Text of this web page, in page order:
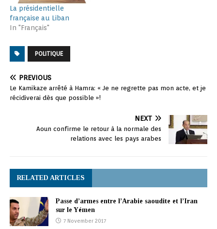
La présidentielle
française au Liban
In "Français"
POLITIQUE
PREVIOUS
Le Kamikaze arrêté à Hamra: « Je ne regrette pas mon acte, et je
récidiverai dès que possible »!
NEXT
Aoun confirme le retour à la normale des
relations avec les pays arabes
RELATED ARTICLES
Passe d’armes entre l’Arabie saoudite et l’Iran
sur le Yémen
7 November 2017